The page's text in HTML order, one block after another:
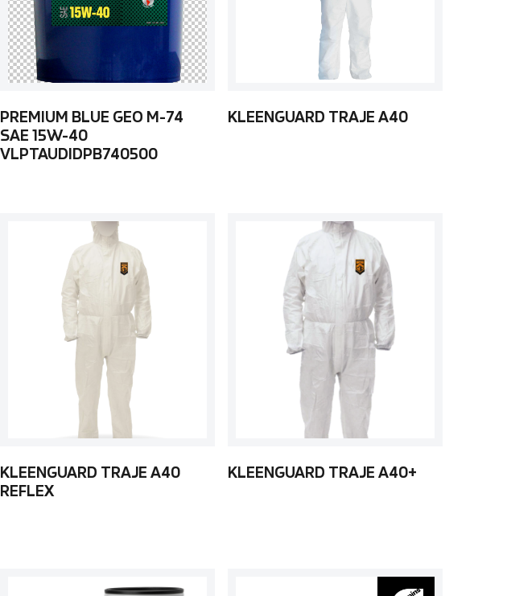
PREMIUM BLUE GEO M-74
SAE 15W-40
VLPTAUDIDPB740500
KLEENGUARD TRAJE A40
KLEENGUARD TRAJE A40
REFLEX
KLEENGUARD TRAJE A40+